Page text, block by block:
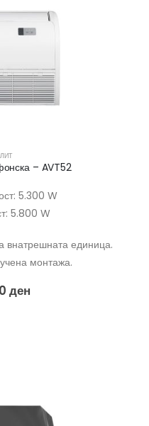
– AVT52
5.300 W
5.800 W
внатрешната единица.
монтажа.
ден